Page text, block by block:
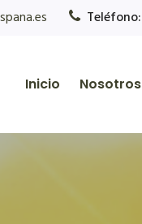
Teléfono:
Inicio Nosotros